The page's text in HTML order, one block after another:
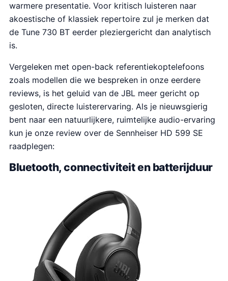
warmere presentatie. Voor kritisch luisteren naar
akoestische of klassiek repertoire zul je merken dat
de Tune 730 BT eerder pleziergericht dan analytisch
is.
Vergeleken met open-back referentiekoptelefoons
zoals modellen die we bespreken in onze eerdere
reviews, is het geluid van de JBL meer gericht op
gesloten, directe luisterervaring. Als je nieuwsgierig
bent naar een natuurlijkere, ruimtelijke audio-ervaring
kun je onze review over de Sennheiser HD 599 SE
raadplegen:
Bluetooth, connectiviteit en batterijduur